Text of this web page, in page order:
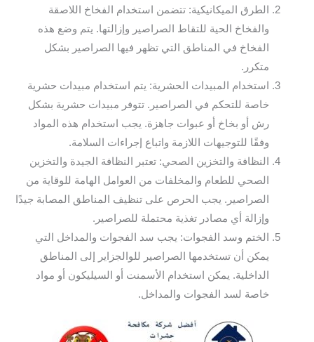
الطرق الميكانيكية: تتضمن استخدام الفخاخ اللاصقة
والفخاخ الحية للتقاط الصراصير وإزالتها. يتم وضع هذه
الفخاخ في المناطق التي تظهر فيها الصراصير بشكل
متكرر.
استخدام المبيدات الحشرية: يتم استخدام مبيدات حشرية
خاصة للتحكم في الصراصير. تتوفر مبيدات حشرية بشكل
رش أو بخاخ أو عبوات جاهزة. يجب استخدام هذه المواد
وفقًا للتوجيهات اللازمة واتباع إجراءات السلامة.
النظافة والتخزين الصحي: تعتبر النظافة الجيدة والتخزين
الصحي للطعام والمخلفات من العوامل الهامة للوقاية من
الصراصير. يجب الحرص على تنظيف المناطق المصابة جيدًا
وإزالة أي مصادر تغذية محتملة للصراصير.
الختم وسد الفجوات: يجب سد الفجوات والمداخل التي
يمكن أن تستخدمها الصراصير للوالجزاير إلى المناطق
الداخلية. يمكن استخدام الأسمنت أو السيليكون أو مواد
خاصة لسد الفجوات والمداخل.